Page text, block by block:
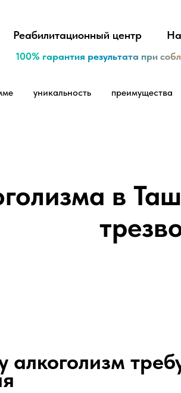
Реабилитационный центр
100% гарантия результата при
уникальность преимущества
в
алкоголизм